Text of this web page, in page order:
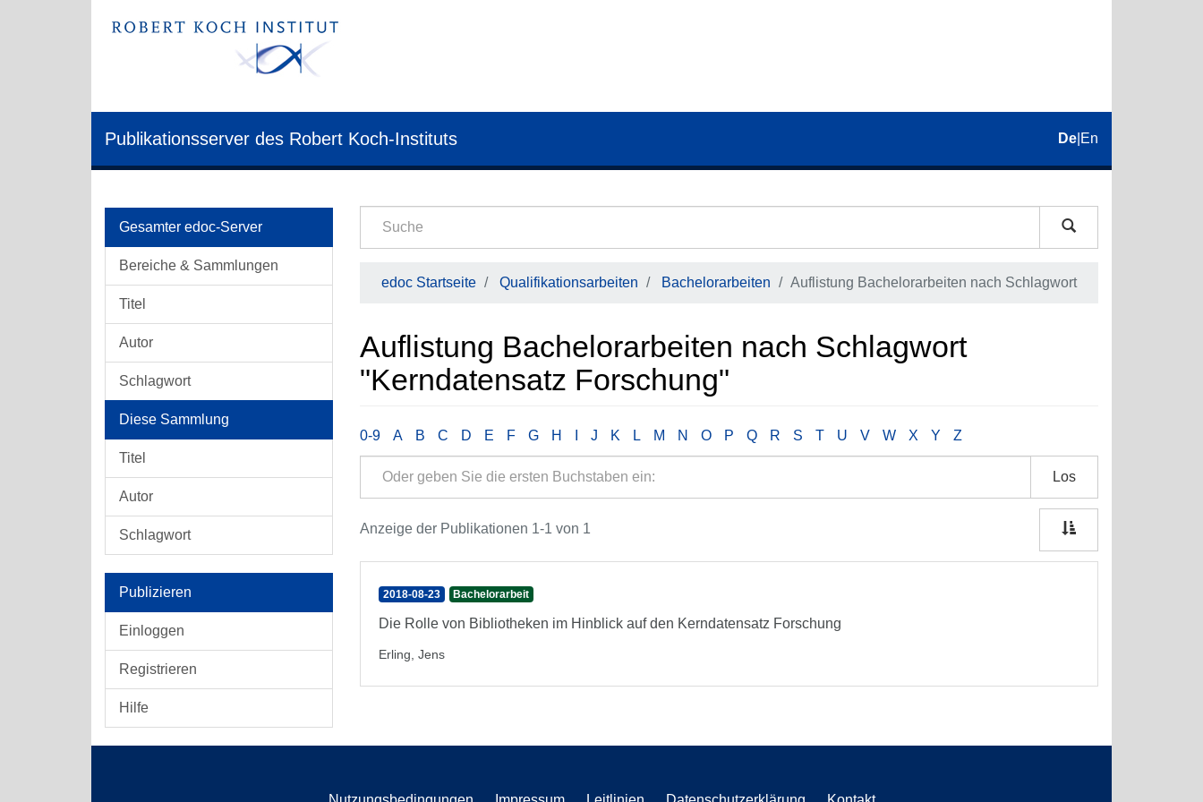
Publikationsserver des Robert Koch-Instituts De En
Gesamter edoc-Server
Bereiche & Sammlungen
Titel
Autor
Schlagwort
Diese Sammlung
Titel
Autor
Schlagwort
Publizieren
Einloggen
Registrieren
Hilfe
edoc Startseite Qualifikationsarbeiten Bachelorarbeiten Auflistung Bachelorarbeiten nach Schlagwort
Auflistung Bachelorarbeiten nach Schlagwort
"Kerndatensatz Forschung"
0-9 A B C D E F G H J K L M N O P Q R S T U V W X Y Z
Los
Anzeige der Publikationen 1-1 von 1
2018-08-23 Bachelorarbeit
Die Rolle von Bibliotheken im Hinblick auf den Kerndatensatz Forschung
Erling, Jens